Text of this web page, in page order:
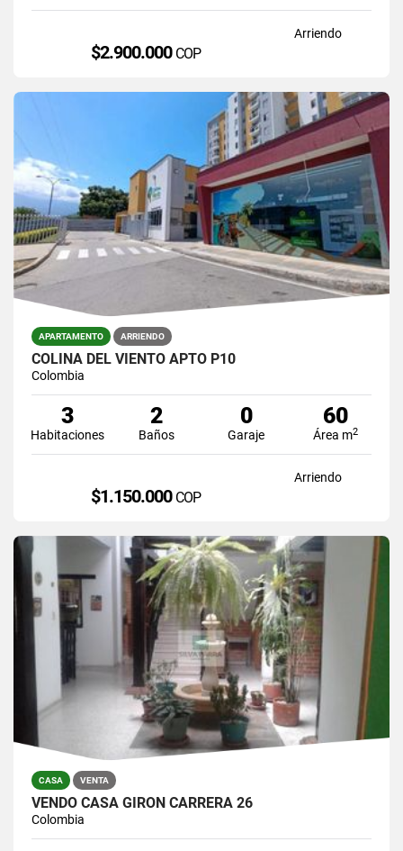
Arriendo
$2.900.000 COP
APARTAMENTO ARRIENDO
COLINA DEL VIENTO APTO P10
Colombia
3
Habitaciones
2
Baños
0
Garaje
60
Área m2
Arriendo
$1.150.000 COP
CASA VENTA
VENDO CASA GIRON CARRERA 26
Colombia